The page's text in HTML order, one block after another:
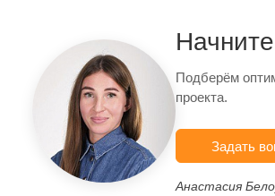
Подберём
проекта.
Задать
Анастасия